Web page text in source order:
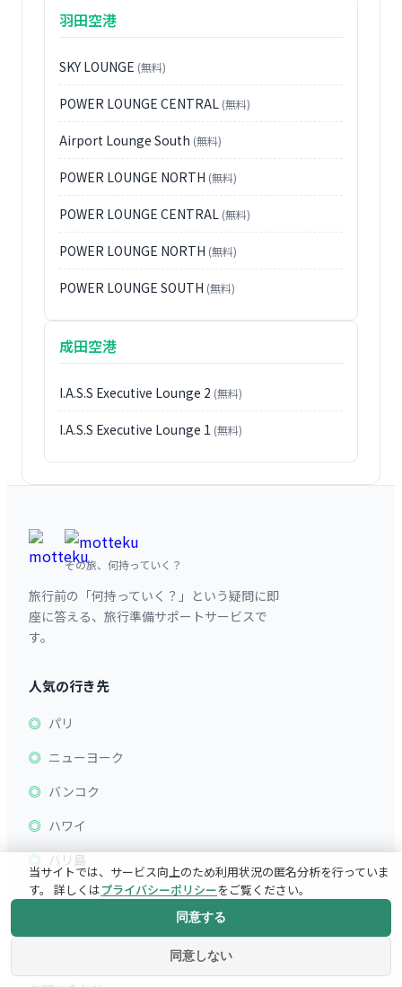
羽田空港
SKY LOUNGE (無料)
POWER LOUNGE CENTRAL (無料)
Airport Lounge South (無料)
POWER LOUNGE NORTH (無料)
POWER LOUNGE CENTRAL (無料)
POWER LOUNGE NORTH (無料)
POWER LOUNGE SOUTH (無料)
成田空港
I.A.S.S Executive Lounge 2 (無料)
I.A.S.S Executive Lounge 1 (無料)
その旅、何持っていく？
旅行前の「何持っていく？」という疑問に即
座に答える、旅行準備サポートサービスで
す。
人気の行き先
パリ
ニューヨーク
バンコク
ハワイ
バリ島
当サイトでは、サービス向上のため利用状況の匿名分析を行っていま
す。 詳しくはプライバシーポリシーをご覧ください。
同意しない
同意する